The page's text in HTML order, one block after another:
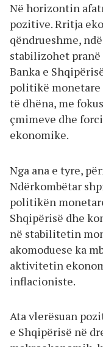
Në horizontin
pozitive. Rritja
qëndrueshme,
stabilizohet
Banka e
politikë monetare
të dhëna, me
çmimeve dhe
ekonomike.
Nga ana e tyre,
Ndërkombëtar
politikën
Shqipërisë dhe
në stabilitetin
akomoduese ka
aktivitetin
inflacioniste.
Ata vlerësuan
e Shqipërisë në